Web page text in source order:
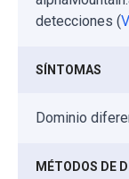
detecciones (
SÍNTOMAS
Dominio
MÉTODOS DE